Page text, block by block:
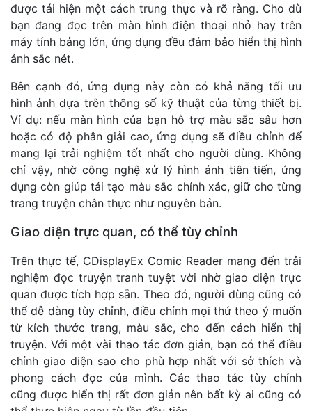
được tái hiện một cách trung thực và rõ ràng. Cho dù
bạn đang đọc trên màn hình điện thoại nhỏ hay trên
máy tính bảng lớn, ứng dụng đều đảm bảo hiển thị hình
ảnh sắc nét.
Bên cạnh đó, ứng dụng này còn có khả năng tối ưu
hình ảnh dựa trên thông số kỹ thuật của từng thiết bị.
Ví dụ: nếu màn hình của bạn hỗ trợ màu sắc sâu hơn
hoặc có độ phân giải cao, ứng dụng sẽ điều chỉnh để
mang lại trải nghiệm tốt nhất cho người dùng. Không
chỉ vậy, nhờ công nghệ xử lý hình ảnh tiên tiến, ứng
dụng còn giúp tái tạo màu sắc chính xác, giữ cho từng
trang truyện chân thực như nguyên bản.
Giao diện trực quan, có thể tùy chỉnh
Trên thực tế, CDisplayEx Comic Reader mang đến trải
nghiệm đọc truyện tranh tuyệt vời nhờ giao diện trực
quan được tích hợp sẵn. Theo đó, người dùng cũng có
thể dễ dàng tùy chỉnh, điều chỉnh mọi thứ theo ý muốn
từ kích thước trang, màu sắc, cho đến cách hiển thị
truyện. Với một vài thao tác đơn giản, bạn có thể điều
chỉnh giao diện sao cho phù hợp nhất với sở thích và
phong cách đọc của mình. Các thao tác tùy chỉnh
cũng được hiển thị rất đơn giản nên bất kỳ ai cũng có